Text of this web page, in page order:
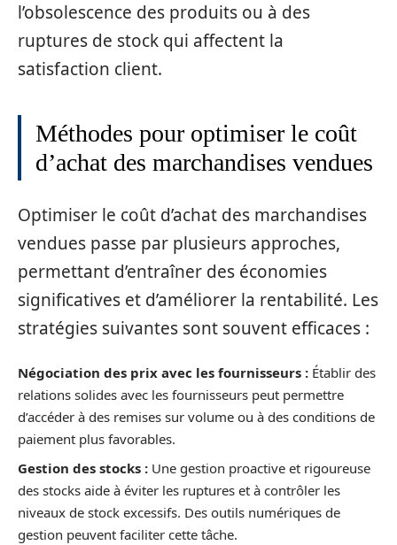
l’obsolescence des produits ou à des
ruptures de stock qui affectent la
satisfaction client.
Méthodes pour optimiser le coût
d’achat des marchandises vendues
Optimiser le coût d’achat des marchandises
vendues passe par plusieurs approches,
permettant d’entraîner des économies
significatives et d’améliorer la rentabilité. Les
stratégies suivantes sont souvent efficaces :
Négociation des prix avec les fournisseurs : Établir des
relations solides avec les fournisseurs peut permettre
d’accéder à des remises sur volume ou à des conditions de
paiement plus favorables.
Gestion des stocks : Une gestion proactive et rigoureuse
des stocks aide à éviter les ruptures et à contrôler les
niveaux de stock excessifs. Des outils numériques de
gestion peuvent faciliter cette tâche.